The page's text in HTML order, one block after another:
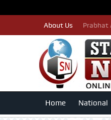
About Us Prabhat
Home National